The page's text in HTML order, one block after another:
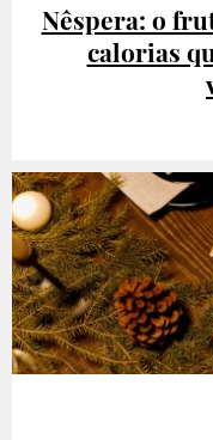
Nêspera: o
calorias